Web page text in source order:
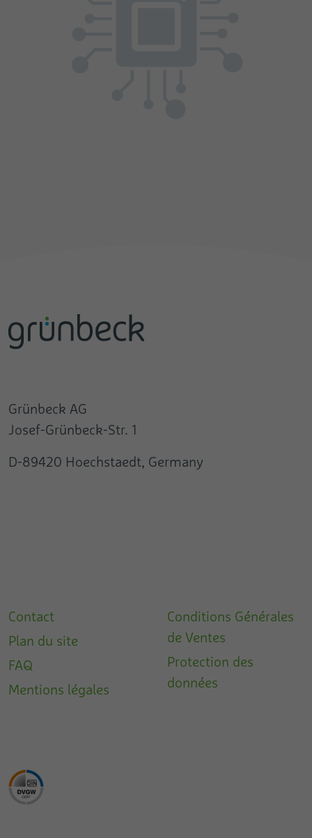
Grünbeck AG
Josef-Grünbeck-Str. 1
D-89420 Hoechstaedt, Germany
Contact
Plan du site
FAQ
Mentions légales
Conditions Générales
de Ventes
Protection des
données